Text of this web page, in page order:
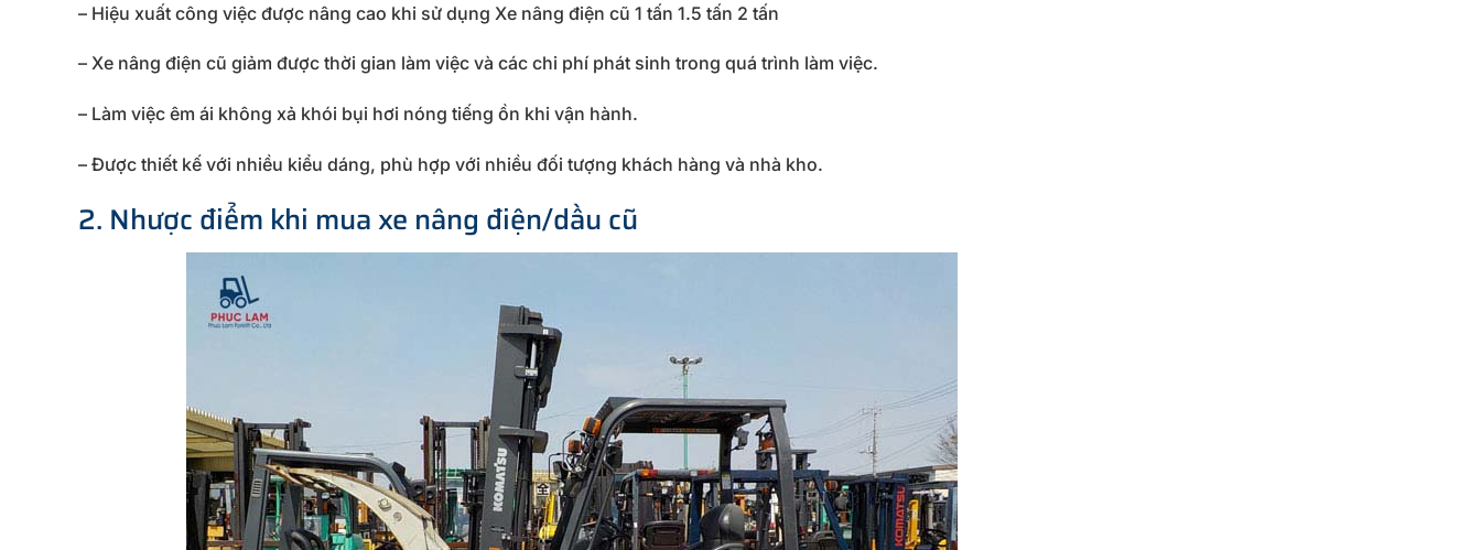
– Hiệu xuất công việc được nâng cao khi sử dụng Xe nâng điện cũ 1 tấn 1.5 tấn 2 tấn
– Xe nâng điện cũ giảm được thời gian làm việc và các chi phí phát sinh trong quá trình làm việc.
– Làm việc êm ái không xả khói bụi hơi nóng tiếng ồn khi vận hành.
– Được thiết kế với nhiều kiểu dáng, phù hợp với nhiều đối tượng khách hàng và nhà kho.
2. Nhược điểm khi mua xe nâng điện/dầu cũ